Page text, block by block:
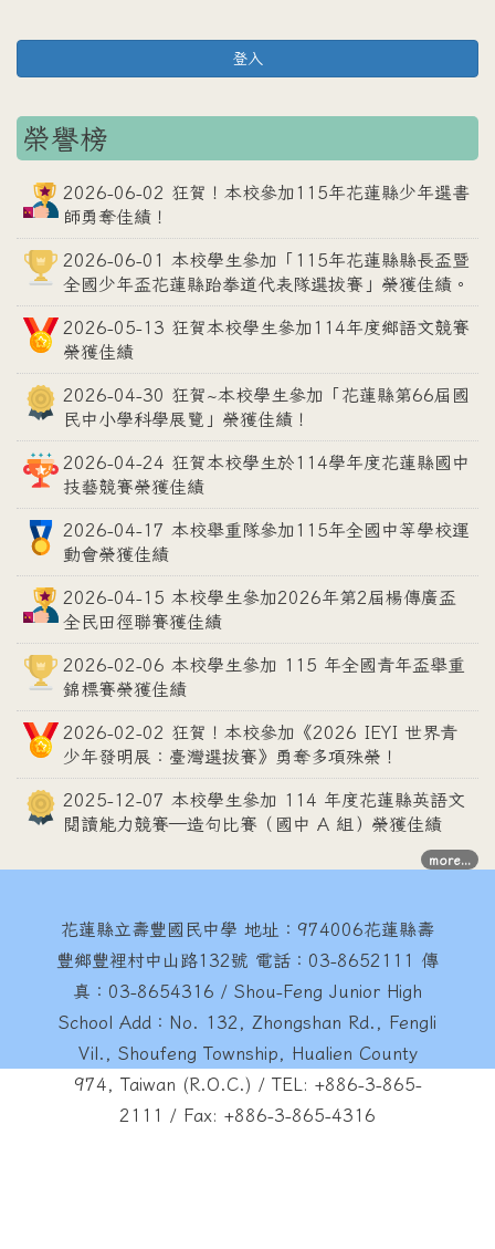
登入
榮譽榜
2026-06-02 狂賀！本校參加115年花蓮縣少年選書
師勇奪佳績！
2026-06-01 本校學生參加「115年花蓮縣縣長盃暨
全國少年盃花蓮縣跆拳道代表隊選拔賽」榮獲佳績。
2026-05-13 狂賀本校學生參加114年度鄉語文競賽
榮獲佳績
2026-04-30 狂賀~本校學生參加「花蓮縣第66屆國
民中小學科學展覽」榮獲佳績！
2026-04-24 狂賀本校學生於114學年度花蓮縣國中
技藝競賽榮獲佳績
2026-04-17 本校舉重隊參加115年全國中等學校運
動會榮獲佳績
2026-04-15 本校學生參加2026年第2屆楊傳廣盃
全民田徑聯賽獲佳績
2026-02-06 本校學生參加 115 年全國青年盃舉重
錦標賽榮獲佳績
2026-02-02 狂賀！本校參加《2026 IEYI 世界青
少年發明展：臺灣選拔賽》勇奪多項殊榮！
2025-12-07 本校學生參加 114 年度花蓮縣英語文
閱讀能力競賽—造句比賽（國中 A 組）榮獲佳績
more...
花蓮縣立壽豐國民中學 地址：974006花蓮縣壽
豐鄉豐裡村中山路132號 電話：03-8652111 傳
真：03-8654316 / Shou-Feng Junior High
School Add：No. 132, Zhongshan Rd., Fengli
Vil., Shoufeng Township, Hualien County
974, Taiwan (R.O.C.) / TEL: +886-3-865-
2111 / Fax: +886-3-865-4316